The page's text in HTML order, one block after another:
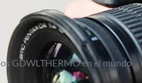
GDWLTHERMO en el mundo